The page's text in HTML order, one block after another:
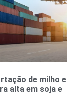
de milho e
alta em soja e